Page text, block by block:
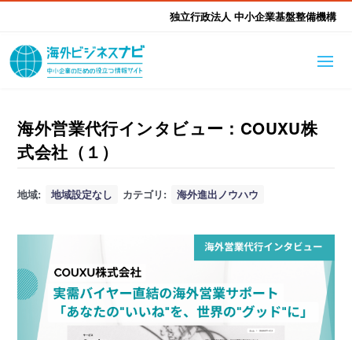
独立行政法人 中小企業基盤整備機構
海外ビジネスナビとは
はじめて海外
海外展開そもそも講座 生成AI活用ツール集
ふかぼり海外
進出・支援事例 調査レポート
本部・関東本部 北海道本部
東北本部 中部本部
支援メニュー
海外展開アドバイス支援 支援機関相談
海外営業代行インタビュー：COUXU株
式会社（１）
地域: 地域設定なし カテゴリ: 海外進出ノウハウ